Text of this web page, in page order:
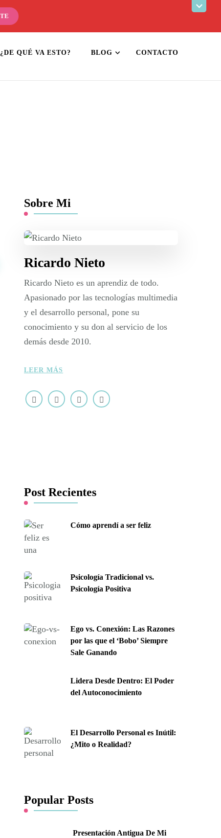
¿DE QUÉ VA ESTO? BLOG CONTACTO
Sobre Mi
Ricardo Nieto
Ricardo Nieto es un aprendiz de todo.
Apasionado por las tecnologías multimedia
y el desarrollo personal, pone su
conocimiento y su don al servicio de los
demás desde 2010.
LEER MÁS
Post Recientes
Cómo aprendí a ser feliz
Psicología Tradicional vs.
Psicología Positiva
Ego vs. Conexión: Las Razones
por las que el ‘Bobo’ Siempre
Sale Ganando
Lidera Desde Dentro: El Poder
del Autoconocimiento
El Desarrollo Personal es Inútil:
¿Mito o Realidad?
Popular Posts
Presentación Antigua De Mi